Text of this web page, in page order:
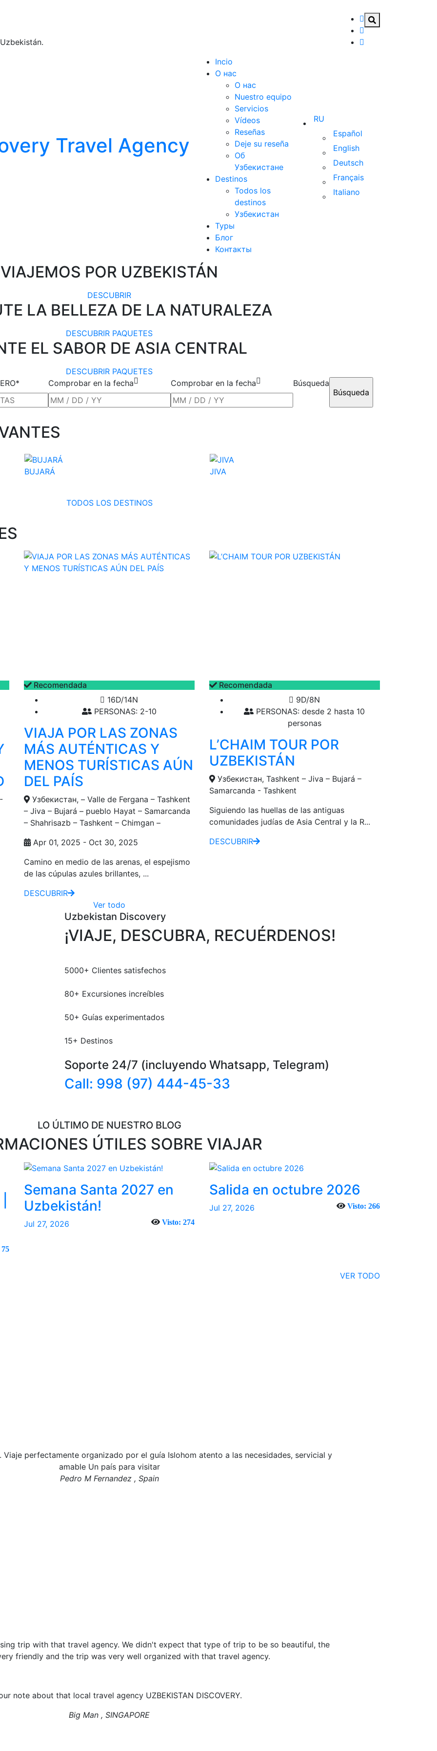
Incio
О нас
О нас
Nuestro equipo
Servicios
Vídeos
Reseñas
Deje su reseña
Об
Узбекистане
Destinos
Todos los
destinos
Узбекистан
Туры
Блог
Контакты
RU
Español
English
Deutsch
Français
Italiano
VIAJEMOS POR UZBEKISTÁN
DESCUBRIR
LA BELLEZA DE LA NATURALEZA
DESCUBRIR PAQUETES
EL SABOR DE ASIA CENTRAL
DESCUBRIR PAQUETES
Comprobar en la fecha Comprobar en la fecha Búsqueda
BUJARÁ
JIVA
TODOS LOS DESTINOS
Recomendada
16D/14N
PERSONAS: 2-10
VIAJA POR LAS ZONAS
MÁS AUTÉNTICAS Y
MENOS TURÍSTICAS AÚN
DEL PAÍS
Узбекистан, – Valle de Fergana – Tashkent
– Jiva – Bujará – pueblo Hayat – Samarcanda
– Shahrisazb – Tashkent – Chimgan –
Apr 01, 2025 - Oct 30, 2025
Camino en medio de las arenas, el espejismo
de las cúpulas azules brillantes, ...
DESCUBRIR
Recomendada
9D/8N
PERSONAS: desde 2 hasta 10
personas
L’CHAIM TOUR POR
UZBEKISTÁN
Узбекистан, Tashkent – Jiva – Bujará –
Samarcanda - Tashkent
Siguiendo las huellas de las antiguas
comunidades judías de Asia Central y la R...
DESCUBRIR
Ver todo
Uzbekistan Discovery
¡VIAJE, DESCUBRA, RECUÉRDENOS!
5000+ Clientes satisfechos
80+ Excursiones increíbles
50+ Guías experimentados
15+ Destinos
Soporte 24/7 (incluyendo Whatsapp, Telegram)
Call: 998 (97) 444-45-33
LO ÚLTIMO DE NUESTRO BLOG
ÚTILES SOBRE VIAJAR
Semana Santa 2027 en
Uzbekistán!
Jul 27, 2026 Visto: 274
Salida en octubre 2026
Jul 27, 2026 Visto: 266
VER TODO
Viaje perfectamente organizado por el guía Islohom atento a las necesidades, servicial y
amable Un país para visitar
Pedro M Fernandez , Spain
trip with that travel agency. We didn't expect that type of trip to be so beautiful, the
friendly and the trip was very well organized with that travel agency.
note about that local travel agency UZBEKISTAN DISCOVERY.
Big Man , SINGAPORE